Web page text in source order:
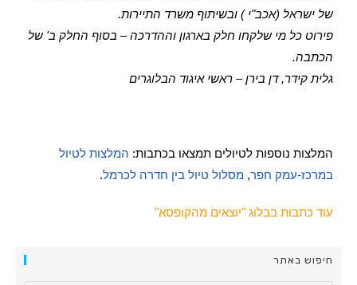
של ישראל (אכב"י ) ובשיתוף משרד התיירות.
פירוט כל מי שלקחו חלק בארגון וההדרכה – בסוף החלק ב' של
הכתבה.
גלית קידר, דן בירן – ראשי איגוד הבלוגרים
המלצות נוספות לטיולים תמצאו בכתבות: המלצות לטיול
במרכז-עמק חפר, מסלול טיול בין חדרה לכרמל.
עוד כתבות בבלוג "יוצאים מהקופסא"
חיפוש באתר